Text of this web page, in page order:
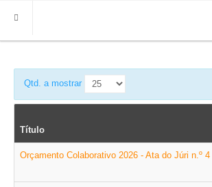
HOME
FREGUESIA
INFO
HISTÓRIA
MAPA
Qtd. a mostrar
Título
Orçamento Colaborativo 2026 - Ata do Júri n.º 4